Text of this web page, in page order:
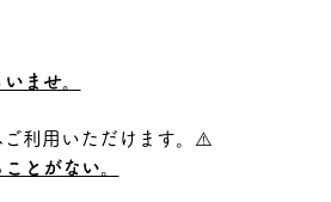
ませ。
利用いただけます。⚠️
とがない。